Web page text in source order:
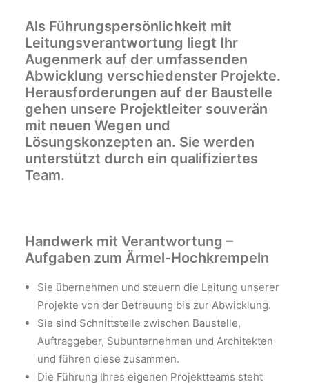
Als Führungspersönlichkeit mit
Leitungsverantwortung liegt Ihr
Augenmerk auf der umfassenden
Abwicklung verschiedenster Projekte.
Herausforderungen auf der Baustelle
gehen unsere Projektleiter souverän
mit neuen Wegen und
Lösungskonzepten an. Sie werden
unterstützt durch ein qualifiziertes
Team.
Handwerk mit Verantwortung –
Aufgaben zum Ärmel-Hochkrempeln
Sie übernehmen und steuern die Leitung unserer
Projekte von der Betreuung bis zur Abwicklung.
Sie sind Schnittstelle zwischen Baustelle,
Auftraggeber, Subunternehmen und Architekten
und führen diese zusammen.
Die Führung Ihres eigenen Projektteams steht